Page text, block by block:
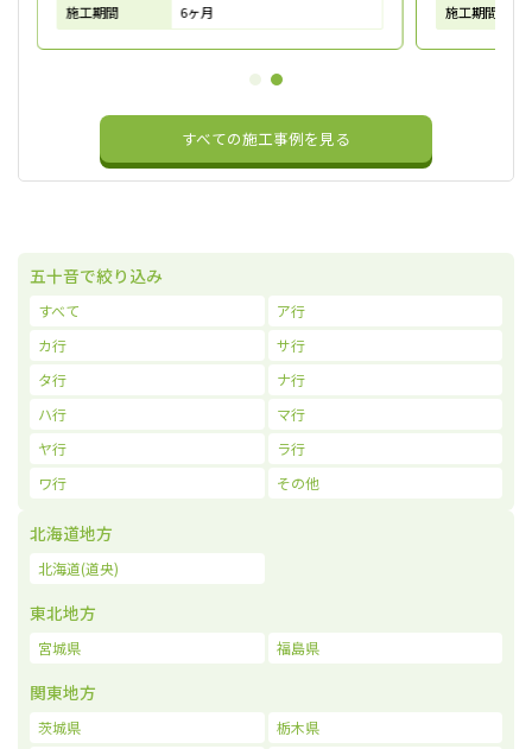
施工期間
6ヶ月
施工期間
すべての施工事例を見る
五十音で絞り込み
すべて
ア行
カ行
サ行
タ行
ナ行
ハ行
マ行
ヤ行
ラ行
ワ行
その他
北海道地方
北海道(道央)
東北地方
宮城県 福島県
関東地方
茨城県
栃木県